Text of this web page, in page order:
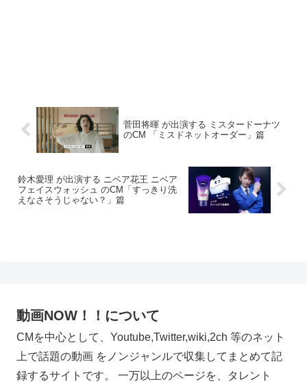
菅田将暉 が出演する ミスタードーナツ
のCM 「ミスドネットオーダー」篇
鈴木愛理 が出演する ニベア花王 ニベア
フェイスウォッシュ のCM「すっきり洗
えなさそうじゃない？」篇
動画NOW！！について
CMを中心として、Youtube,Twitter,wiki,2ch 等のネット
上で話題の動画 をノンジャンルで収集してまとめて記
録するサイトです。 一万以上のページを、タレント